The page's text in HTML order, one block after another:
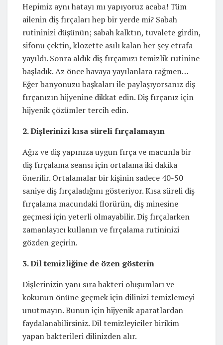
Hepimiz aynı hatayı mı yapıyoruz acaba! Tüm
ailenin diş fırçaları hep bir yerde mi? Sabah
rutininizi düşünün; sabah kalktın, tuvalete girdin,
sifonu çektin, klozette asılı kalan her şey etrafa
yayıldı. Sonra aldık diş fırçamızı temizlik rutinine
başladık. Az önce havaya yayılanlara rağmen…
Eğer banyonuzu başkaları ile paylaşıyorsanız diş
fırçanızın hijyenine dikkat edin. Diş fırçanız için
hijyenik çözümler tercih edin.
2. Dişlerinizi kısa süreli fırçalamayın
Ağız ve diş yapınıza uygun fırça ve macunla bir
diş fırçalama seansı için ortalama iki dakika
önerilir. Ortalamalar bir kişinin sadece 40-50
saniye diş fırçaladığını gösteriyor. Kısa süreli diş
fırçalama macundaki florürün, diş minesine
geçmesi için yeterli olmayabilir. Diş fırçalarken
zamanlayıcı kullanın ve fırçalama rutininizi
gözden geçirin.
3. Dil temizliğine de özen gösterin
Dişlerinizin yanı sıra bakteri oluşumları ve
kokunun önüne geçmek için dilinizi temizlemeyi
unutmayın. Bunun için hijyenik aparatlardan
faydalanabilirsiniz. Dil temizleyiciler birikim
yapan bakterileri dilinizden alır.